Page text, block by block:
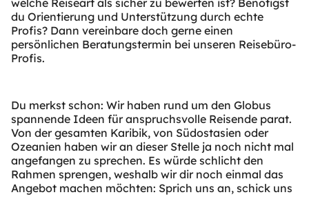
welche Reiseart als sicher zu bewerten ist? Benötigst
du Orientierung und Unterstützung durch echte
Profis? Dann vereinbare doch gerne einen
persönlichen Beratungstermin bei unseren Reisebüro-
Profis.
Du merkst schon: Wir haben rund um den Globus
spannende Ideen für anspruchsvolle Reisende parat.
Von der gesamten Karibik, von Südostasien oder
Ozeanien haben wir an dieser Stelle ja noch nicht mal
angefangen zu sprechen. Es würde schlicht den
Rahmen sprengen, weshalb wir dir noch einmal das
Angebot machen möchten: Sprich uns an, schick uns